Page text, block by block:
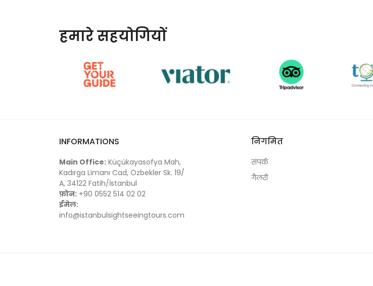
हमारे सहयोगियों
INFORMATIONS
Main Office: Küçükayasofya Mah,
Kadırga Limanı Cad, Özbekler Sk. 19/
A, 34122 Fatih/İstanbul
फ़ोन: +90 0552 514 02 02
ईमेल:
info@istanbulsightseeingtours.com
निगमित
संपर्क
गैलरी